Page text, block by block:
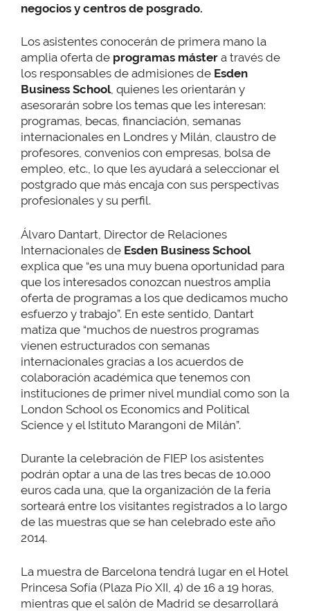
negocios y centros de posgrado.
Los asistentes conocerán de primera mano la
amplia oferta de programas máster a través de
los responsables de admisiones de Esden
Business School, quienes les orientarán y
asesorarán sobre los temas que les interesan:
programas, becas, financiación, semanas
internacionales en Londres y Milán, claustro de
profesores, convenios con empresas, bolsa de
empleo, etc., lo que les ayudará a seleccionar el
postgrado que más encaja con sus perspectivas
profesionales y su perfil.
Álvaro Dantart, Director de Relaciones
Internacionales de Esden Business School
explica que “es una muy buena oportunidad para
que los interesados conozcan nuestros amplia
oferta de programas a los que dedicamos mucho
esfuerzo y trabajo”. En este sentido, Dantart
matiza que “muchos de nuestros programas
vienen estructurados con semanas
internacionales gracias a los acuerdos de
colaboración académica que tenemos con
instituciones de primer nivel mundial como son la
London School os Economics and Political
Science y el Istituto Marangoni de Milán”.
Durante la celebración de FIEP los asistentes
podrán optar a una de las tres becas de 10.000
euros cada una, que la organización de la feria
sorteará entre los visitantes registrados a lo largo
de las muestras que se han celebrado este año
2014.
La muestra de Barcelona tendrá lugar en el Hotel
Princesa Sofía (Plaza Pío XII, 4) de 16 a 19 horas,
mientras que el salón de Madrid se desarrollará